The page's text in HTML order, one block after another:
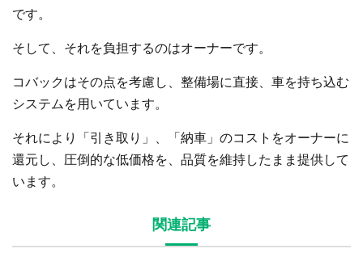
です。
そして、それを負担するのはオーナーです。
コバックはその点を考慮し、整備場に直接、車を持ち込む
システムを用いています。
それにより「引き取り」、「納車」のコストをオーナーに
還元し、圧倒的な低価格を、品質を維持したまま提供して
います。
関連記事